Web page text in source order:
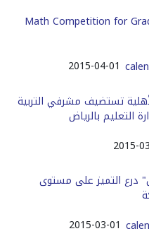
Math Competition for
2015-04-01
تستضيف مشرفي التربية
التعليم بالرياض
2015-
درع التميز على مستوى
2015-03-01